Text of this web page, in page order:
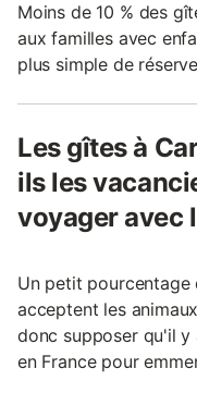
Moins de 10 % des
aux familles avec
plus simple de
Les gîtes à
ils les
voyager avec
Un petit pourcentage
acceptent les
donc supposer qu'il y
en France pour